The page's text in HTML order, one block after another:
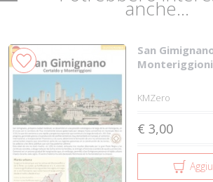
anche...
San
Monteriggioni
KMZero
€ 3,00